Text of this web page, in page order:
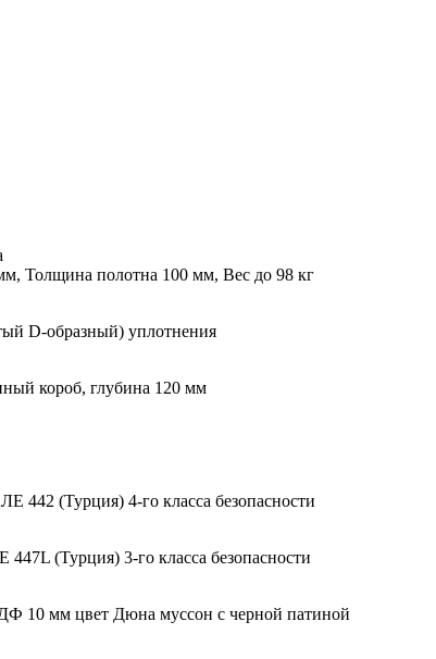
Толщина полотна 100 мм, Вес до 98 кг
D-образный) уплотнения
короб, глубина 120 мм
442 (Турция) 4-го класса безопасности
(Турция) 3-го класса безопасности
10 мм цвет Дюна муссон с черной патиной